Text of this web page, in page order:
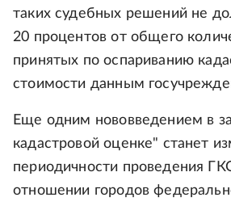
таких судебных решений не
20 процентов от общего
принятых по оспариванию
стоимости данным
Еще одним нововведением в
кадастровой оценке" станет
периодичности проведения
отношении городов